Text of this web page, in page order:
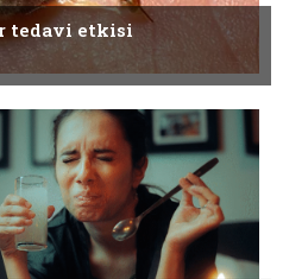
tedavi etkisi